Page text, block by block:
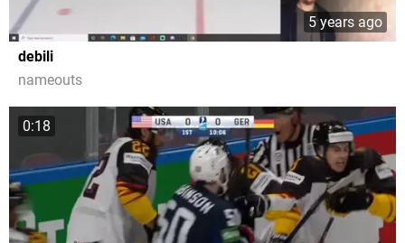
5 years ago
debili
nameouts
0:18